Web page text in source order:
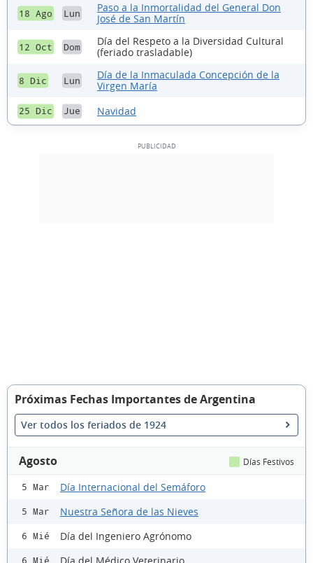
18 Ago Lun
Paso a la Inmortalidad del General Don
José de San Martín
12 Oct Dom
Día del Respeto a la Diversidad Cultural
(feriado trasladable)
8 Dic Lun
Día de la Inmaculada Concepción de la
Virgen María
25 Dic Jue Navidad
Próximas Fechas Importantes de Argentina
Ver todos los feriados de 1924
Agosto Días Festivos
5 Mar Día Internacional del Semáforo
5 Mar Nuestra Señora de las Nieves
6 Mié Día del Ingeniero Agrónomo
6 Mié Día del Médico Veterinario